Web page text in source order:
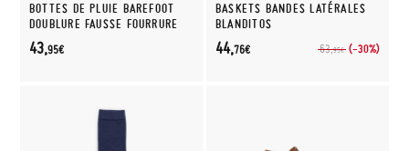
BOTTES DE PLUIE BAREFOOT
DOUBLURE FAUSSE FOURRURE
43,95€
BASKETS BANDES LATÉRALES
BLANDITOS
63,95€ (-30%)
44,76€